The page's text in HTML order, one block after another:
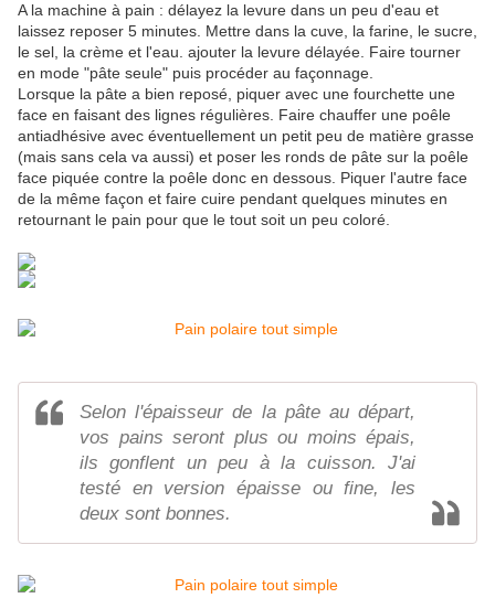
A la machine à pain : délayez la levure dans un peu d'eau et
laissez reposer 5 minutes. Mettre dans la cuve, la farine, le sucre,
le sel, la crème et l'eau. ajouter la levure délayée. Faire tourner
en mode "pâte seule" puis procéder au façonnage.
Lorsque la pâte a bien reposé, piquer avec une fourchette une
face en faisant des lignes régulières. Faire chauffer une poêle
antiadhésive avec éventuellement un petit peu de matière grasse
(mais sans cela va aussi) et poser les ronds de pâte sur la poêle
face piquée contre la poêle donc en dessous. Piquer l'autre face
de la même façon et faire cuire pendant quelques minutes en
retournant le pain pour que le tout soit un peu coloré.
Selon l'épaisseur de la pâte au départ,
vos pains seront plus ou moins épais,
ils gonflent un peu à la cuisson. J'ai
testé en version épaisse ou fine, les
deux sont bonnes.